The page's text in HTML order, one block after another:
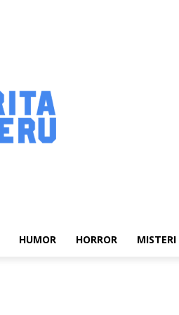
HUMOR HORROR MISTERI